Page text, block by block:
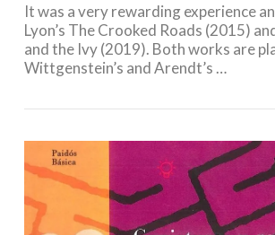
VIEW POST
It was a very rewarding experience
Lyon’s The Crooked Roads (2015)
and the Ivy (2019). Both works are
Wittgenstein’s and Arendt’s …